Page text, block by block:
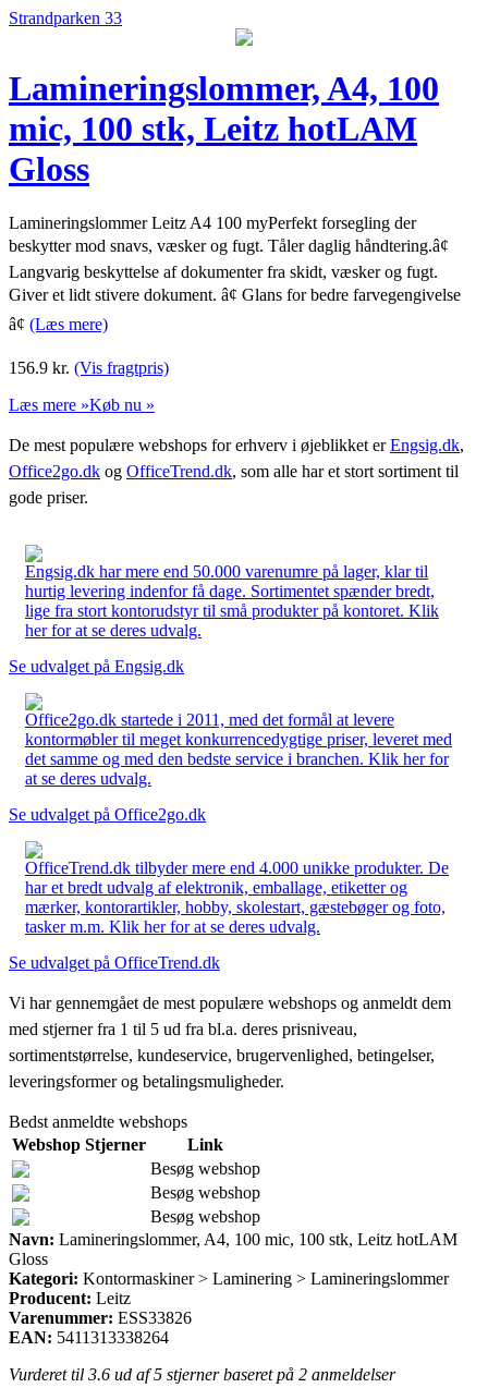
Strandparken 33
Lamineringslommer, A4, 100
mic, 100 stk, Leitz hotLAM
Gloss
Lamineringslommer Leitz A4 100 myPerfekt forsegling der
beskytter mod snavs, væsker og fugt. Tåler daglig håndtering.â¢
Langvarig beskyttelse af dokumenter fra skidt, væsker og fugt.
Giver et lidt stivere dokument. â¢ Glans for bedre farvegengivelse
â¢ (Læs mere)
156.9 kr. (Vis fragtpris)
Læs mere »Køb nu »
De mest populære webshops for erhverv i øjeblikket erEngsig.dk,
Office2go.dk og OfficeTrend.dk, som alle har et stort sortiment til
gode priser.
Engsig.dk har mere end 50.000 varenumre på lager, klar til
hurtig levering indenfor få dage. Sortimentet spænder bredt,
lige fra stort kontorudstyr til små produkter på kontoret. Klik
her for at se deres udvalg.
Se udvalget på Engsig.dk
Office2go.dk startede i 2011, med det formål at levere
kontormøbler til meget konkurrencedygtige priser, leveret med
det samme og med den bedste service i branchen. Klik her for
at se deres udvalg.
Se udvalget på Office2go.dk
OfficeTrend.dk tilbyder mere end 4.000 unikke produkter. De
har et bredt udvalg af elektronik, emballage, etiketter og
mærker, kontorartikler, hobby, skolestart, gæstebøger og foto,
tasker m.m. Klik her for at se deres udvalg.
Se udvalget på OfficeTrend.dk
Vi har gennemgået de mest populære webshops og anmeldt dem
med stjerner fra 1 til 5 ud fra bl.a. deres prisniveau,
sortimentstørrelse, kundeservice, brugervenlighed, betingelser,
leveringsformer og betalingsmuligheder.
Bedst anmeldte webshops
Webshop Stjerner
Link
Besøg webshop
Besøg webshop
Besøg webshop
Navn: Lamineringslommer, A4, 100 mic, 100 stk, Leitz hotLAM
Gloss
Kategori: Kontormaskiner > Laminering > Lamineringslommer
Producent: Leitz
Varenummer: ESS33826
EAN: 5411313338264
Vurderet til 3.6 ud af 5 stjerner baseret på 2 anmeldelser